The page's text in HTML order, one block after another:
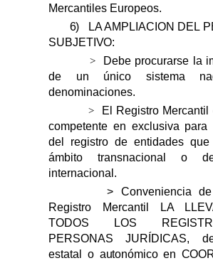
Mercantiles Europeos.
6)
LA AMPLIACION DEL
SUBJETIVO:
>
Debe procurarse la
de un único sistema
denominaciones.
>
El Registro Mercantil
competente en exclusiva
del registro de entidades
ámbito transnacional o
internacional.
> Conveniencia
Registro Mercantil LA
TODOS LOS
PERSONAS JURÍDICAS,
estatal o autonómico en